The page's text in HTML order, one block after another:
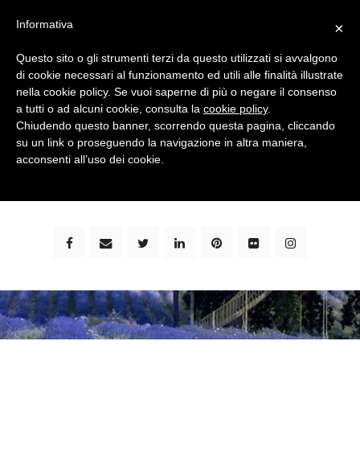
bimbi e viaggi - family travel blog: community #1 in
×
Informativa
Questo sito o gli strumenti terzi da questo utilizzati si avvalgono
di cookie necessari al funzionamento ed utili alle finalità illustrate
nella cookie policy. Se vuoi saperne di più o negare il consenso
a tutti o ad alcuni cookie, consulta la cookie policy.
Chiudendo questo banner, scorrendo questa pagina, cliccando
su un link o proseguendo la navigazione in altra maniera,
acconsenti all’uso dei cookie.